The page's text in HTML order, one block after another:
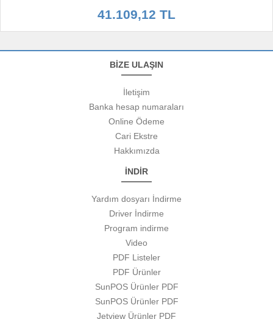
41.109,12 TL
BİZE ULAŞIN
İletişim
Banka hesap numaraları
Online Ödeme
Cari Ekstre
Hakkımızda
İNDİR
Yardım dosyarı İndirme
Driver İndirme
Program indirme
Video
PDF Listeler
PDF Ürünler
SunPOS Ürünler PDF
SunPOS Ürünler PDF
Jetview Ürünler PDF